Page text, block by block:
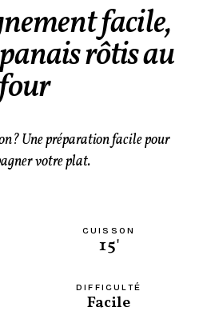
facile,
rôtis au
Une préparation facile pour
votre plat.
CUISSON
15'
DIFFICULTÉ
Facile